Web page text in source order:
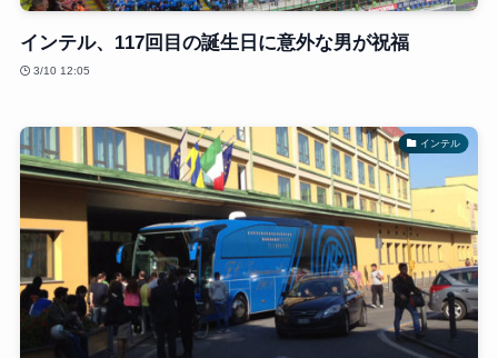
インテル、117回目の誕生日に意外な男が祝福
3/10 12:05
インテル